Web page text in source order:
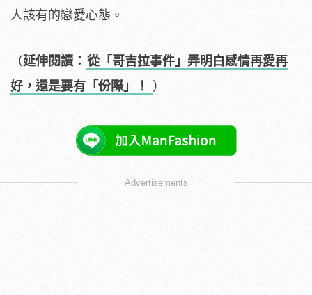
人該有的戀愛心態。
（延伸閱讀： 從「哥吉拉事件」弄明白感情再愛再
好，還是要有「份際」！
）
Advertisements